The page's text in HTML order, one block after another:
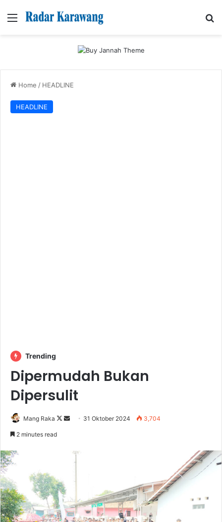
Menu
Home / HEADLINE
HEADLINE
Trending
Dipermudah Bukan
Dipersulit
Mang Raka
Follow
Send 31 Oktober 2024 3,704
2 minutes read